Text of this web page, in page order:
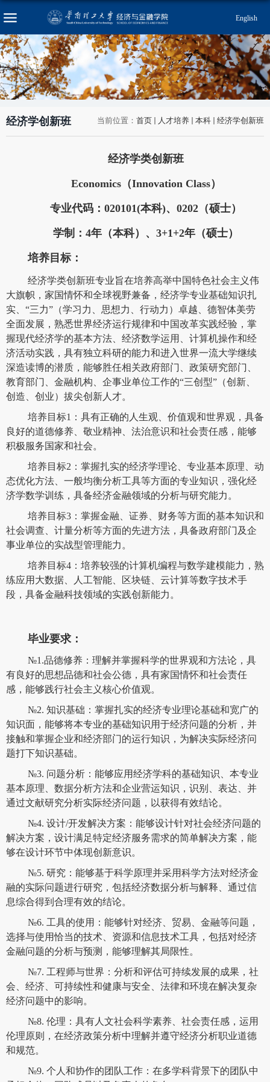
English
当前位置： 首页 人才培养 本科 经济学创新班
经济学创新班
经济学类创新班
Economics（Innovation Class）
专业代码：020101(本科)、0202（硕士）
学制：4年（本科）、3+1+2年（硕士）
培养目标：
经济学类创新班专业旨在培养高举中国特色社会主义伟
大旗帜，家国情怀和全球视野兼备，经济学专业基础知识扎
实、“三力”（学习力、思想力、行动力）卓越、德智体美劳
全面发展，熟悉世界经济运行规律和中国改革实践经验，掌
握现代经济学的基本方法、经济数学运用、计算机操作和经
济活动实践，具有独立科研的能力和进入世界一流大学继续
深造读博的潜质，能够胜任相关政府部门、政策研究部门、
教育部门、金融机构、企事业单位工作的“三创型”（创新、
创造、创业）拔尖创新人才。
培养目标1：具有正确的人生观、价值观和世界观，具备
良好的道德修养、敬业精神、法治意识和社会责任感，能够
积极服务国家和社会。
培养目标2：掌握扎实的经济学理论、专业基本原理、动
态优化方法、一般均衡分析工具等方面的专业知识，强化经
济学数学训练，具备经济金融领域的分析与研究能力。
培养目标3：掌握金融、证券、财务等方面的基本知识和
社会调查、计量分析等方面的先进方法，具备政府部门及企
事业单位的实战型管理能力。
培养目标4：培养较强的计算机编程与数学建模能力，熟
练应用大数据、人工智能、区块链、云计算等数字技术手
段，具备金融科技领域的实践创新能力。
毕业要求：
№1.品德修养：理解并掌握科学的世界观和方法论，具
有良好的思想品德和社会公德，具有家国情怀和社会责任
感，能够践行社会主义核心价值观。
№2. 知识基础：掌握扎实的经济专业理论基础和宽广的
知识面，能够将本专业的基础知识用于经济问题的分析，并
接触和掌握企业和经济部门的运行知识，为解决实际经济问
题打下知识基础。
№3. 问题分析：能够应用经济学科的基础知识、本专业
基本原理、数据分析方法和企业营运知识，识别、表达、并
通过文献研究分析实际经济问题，以获得有效结论。
№4. 设计/开发解决方案：能够设计针对社会经济问题的
解决方案，设计满足特定经济服务需求的简单解决方案，能
够在设计环节中体现创新意识。
№5. 研究：能够基于科学原理并采用科学方法对经济金
融的实际问题进行研究，包括经济数据分析与解释、通过信
息综合得到合理有效的结论。
№6. 工具的使用：能够针对经济、贸易、金融等问题，
选择与使用恰当的技术、资源和信息技术工具，包括对经济
金融问题的分析与预测，能够理解其局限性。
№7. 工程师与世界：分析和评估可持续发展的成果，社
会、经济、可持续性和健康与安全、法律和环境在解决复杂
经济问题中的影响。
№8. 伦理：具有人文社会科学素养、社会责任感，运用
伦理原则，在经济政策分析中理解并遵守经济分析职业道德
和规范。
№9. 个人和协作的团队工作：在多学科背景下的团队中